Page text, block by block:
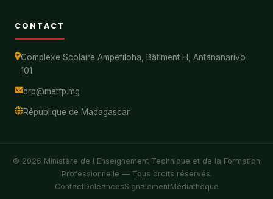
CONTACT
Complexe Scolaire Ampefiloha, Bâtiment H, Antananarivo
101
drp@metfp.mg
République de Madagascar
© 2026 Ministère de l'Enseignement Technique et de la Formation
Professionnelle — Tous droits réservés.
ContactDoléancesSignalementMédiathèque